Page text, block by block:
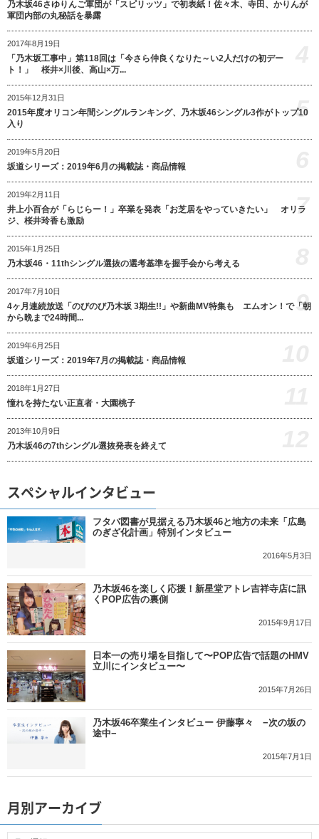
乃木坂46さゆりんご軍団が「スピリッツ」で初表紙！佐々木、寺田、かりんが
軍団内部の丸秘話を暴露
2017年8月19日
「乃木坂工事中」第118回は「今さら仲良くなりた～い2人だけの初デー
ト！」 桜井×川後、高山×万...
2015年12月31日
2015年度オリコン年間シングルランキング、乃木坂46シングル3作がトップ10
入り
5
2019年5月20日
坂道シリーズ：2019年6月の掲載誌・商品情報
2019年2月11日
井上小百合が「らじらー！」卒業を発表「お芝居をやっていきたい」 オリラ
ジ、桜井玲香も激励
7
2015年1月25日
乃木坂46・11thシングル選抜の選考基準を握手会から考える
2017年7月10日
4ヶ月連続放送「のびのび乃木坂 3期生!!」や新曲MV特集も エムオン！で「朝
から晩まで24時間...
9
2019年6月25日
坂道シリーズ：2019年7月の掲載誌・商品情報
2018年1月27日
憧れを持たない正直者・大園桃子
2013年10月9日
乃木坂46の7thシングル選抜発表を終えて
スペシャルインタビュー
フタバ図書が見据える乃木坂46と地方の未来「広島
のぎざ化計画」特別インタビュー
2016年5月3日
乃木坂46を楽しく応援！新星堂アトレ吉祥寺店に訊
くPOP広告の裏側
2015年9月17日
日本一の売り場を目指して〜POP広告で話題のHMV
立川にインタビュー〜
2015年7月26日
乃木坂46卒業生インタビュー 伊藤寧々 −次の坂の
途中−
2015年7月1日
月別アーカイブ